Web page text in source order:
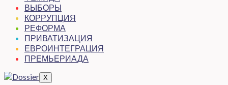
ВЫБОРЫ
КОРРУПЦИЯ
РЕФОРМА
ПРИВАТИЗАЦИЯ
ЕВРОИНТЕГРАЦИЯ
ПРЕМЬЕРИАДА
X